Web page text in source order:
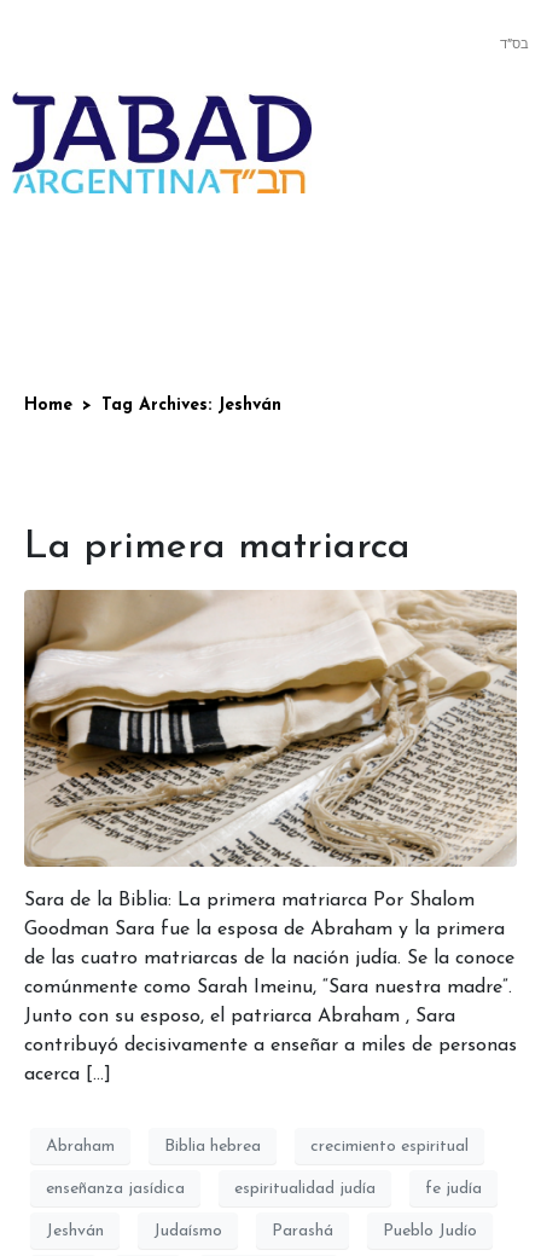
בס”ד
Home Tag Archives: Jeshván
La primera matriarca
Sara de la Biblia: La primera matriarca Por Shalom
Goodman Sara fue la esposa de Abraham y la primera
de las cuatro matriarcas de la nación judía. Se la conoce
comúnmente como Sarah Imeinu, “Sara nuestra madre”.
Junto con su esposo, el patriarca Abraham , Sara
contribuyó decisivamente a enseñar a miles de personas
acerca […]
Abraham Biblia hebrea crecimiento espiritual
enseñanza jasídica espiritualidad judía fe judía
Jeshván Judaísmo Parashá Pueblo Judío